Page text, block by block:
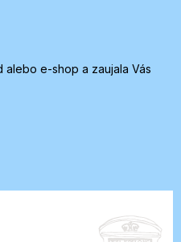
e-shop a zaujala Vás